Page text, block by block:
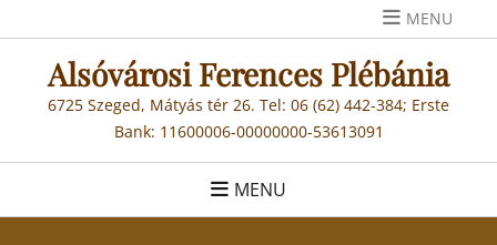
to
content
MENU
Alsóvárosi Ferences Plébánia
6725 Szeged, Mátyás tér 26. Tel: 06 (62) 442-384; Erste
Bank: 11600006-00000000-53613091
MENU